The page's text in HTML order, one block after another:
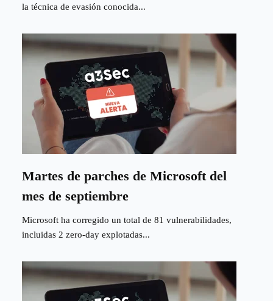
la técnica de evasión conocida...
Martes de parches de Microsoft del
mes de septiembre
Microsoft ha corregido un total de 81 vulnerabilidades,
incluidas 2 zero-day explotadas...